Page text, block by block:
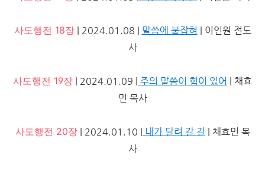
사도행전 18장 | 2024.01.08 | 말씀에 붙잡혀 | 이인원 전도
사
사도행전 19장 | 2024.01.09 | 주의 말씀이 힘이 있어 | 채효
민 목사
사도행전 20장 | 2024.01.10 | 내가 달려 갈 길 | 채효민 목
사